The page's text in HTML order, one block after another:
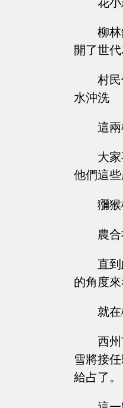
柳
開了世
村
水沖洗
這
大
他們這
獼
農
直
的角度
就
西
雪將接
給占了。